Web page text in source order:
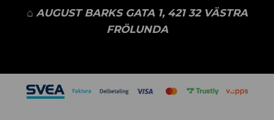
⌂ AUGUST BARKS GATA 1, 421 32 VÄSTRA
FRÖLUNDA